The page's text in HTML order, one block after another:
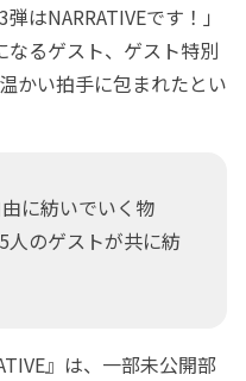
はNARRATIVEです！」
なるゲスト、ゲスト特別
かい拍手に包まれたとい
由に紡いでいく物
人のゲストが共に紡
』は、一部未公開部